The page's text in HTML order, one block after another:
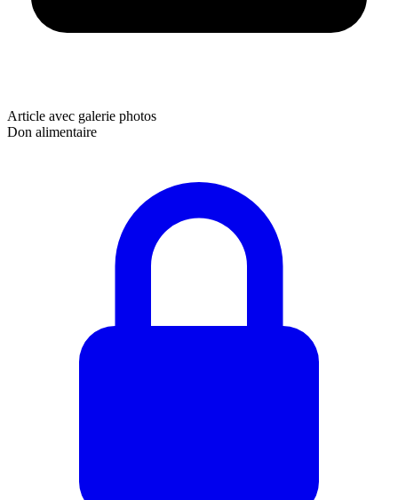
Article avec galerie photos
Don alimentaire